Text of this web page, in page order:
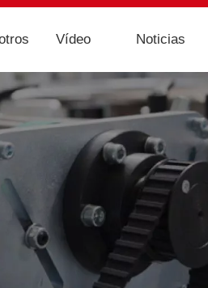
Vídeo Noticias